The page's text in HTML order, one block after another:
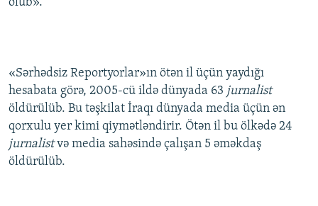
«Sərhədsiz Reportyorlar»ın ötən il üçün yaydığı
hesabata görə, 2005-cü ildə dünyada 63 jurnalist
öldürülüb. Bu təşkilat İraqı dünyada media üçün ən
qorxulu yer kimi qiymətləndirir. Ötən il bu ölkədə 24
jurnalistvə media sahəsində çalışan 5 əməkdaş
öldürülüb.